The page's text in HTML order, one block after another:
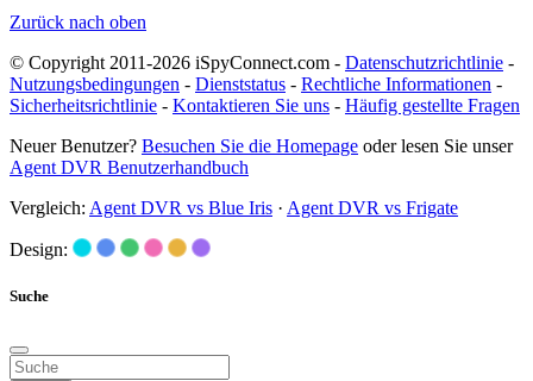
Zurück nach oben
© Copyright 2011-2026 iSpyConnect.com - Datenschutzrichtlinie -
Nutzungsbedingungen - Dienststatus - Rechtliche Informationen -
Sicherheitsrichtlinie - Kontaktieren Sie uns - Häufig gestellte Fragen
Neuer Benutzer? Besuchen Sie die Homepage oder lesen Sie unser
Agent DVR Benutzerhandbuch
Vergleich: Agent DVR vs Blue Iris · Agent DVR vs Frigate
Design:
Suche